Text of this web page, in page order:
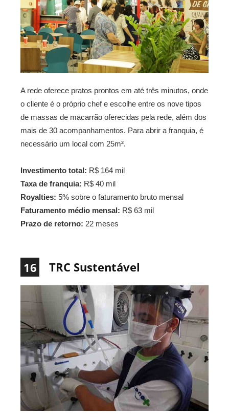
A rede oferece pratos prontos em até três minutos, onde
o cliente é o próprio chef e escolhe entre os nove tipos
de massas de macarrão oferecidas pela rede, além dos
mais de 30 acompanhamentos. Para abrir a franquia, é
necessário um local com 25m².
Investimento total: R$ 164 mil
Taxa de franquia: R$ 40 mil
Royalties: 5% sobre o faturamento bruto mensal
Faturamento médio mensal: R$ 63 mil
Prazo de retorno: 22 meses
16 TRC Sustentável